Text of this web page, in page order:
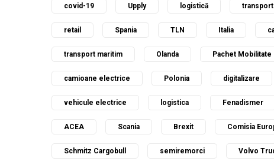
covid-19 Upply logistică transport
retail Spania TLN Italia
transport maritim Olanda Pachet Mobilitate
camioane electrice Polonia digitalizare
vehicule electrice logistica Fenadismer
ACEA Scania Brexit Comisia
Schmitz Cargobull semiremorci Volvo